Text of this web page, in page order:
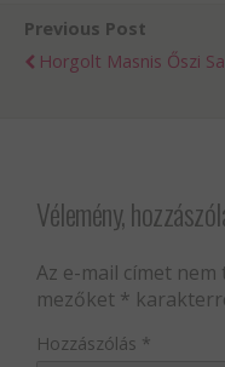
Previous Post
Horgolt Masnis Őszi
Vélemény,
Az e-mail címet nem
mezőket *
Hozzászólás *